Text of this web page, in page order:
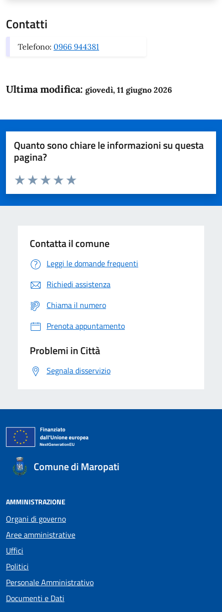
Contatti
Telefono: 0966 944381
Ultima modifica: giovedì, 11 giugno 2026
Quanto sono chiare le informazioni su questa
pagina?
Domanda
Valuta da 1 a 5 stelle la pagina
Valuta 5 stelle su 5
Valuta 4 stelle su 5
Valuta 3 stelle su 5
Valuta 2 stelle su 5
Valuta 1 stelle su 5
Contatta il comune
Leggi le domande frequenti
Richiedi assistenza
Chiama il numero
Prenota appuntamento
Problemi in Città
Segnala disservizio
Comune di Maropati
AMMINISTRAZIONE
Organi di governo
Aree amministrative
Uffici
Politici
Personale Amministrativo
Documenti e Dati